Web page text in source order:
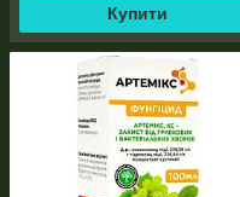
Купити